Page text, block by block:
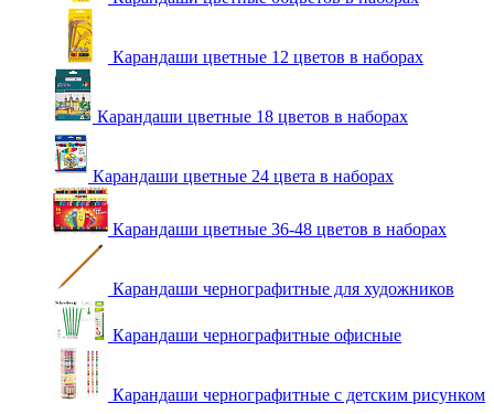
Карандаши цветные 12 цветов в наборах
Карандаши цветные 18 цветов в наборах
Карандаши цветные 24 цвета в наборах
Карандаши цветные 36-48 цветов в наборах
Карандаши чернографитные для художников
Карандаши чернографитные офисные
Карандаши чернографитные с детским рисунком